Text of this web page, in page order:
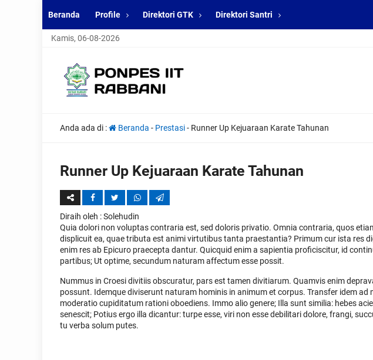
Beranda Profile Direktori GTK Direktori Santri
Kamis, 06-08-2026
Anda ada di : Beranda - Prestasi- Runner Up Kejuaraan Karate Tahunan
Runner Up Kejuaraan Karate Tahunan
Diraih oleh : Solehudin
Quia dolori non voluptas contraria est, sed doloris privatio. Omnia contraria, quos
displicuit ea, quae tributa est animi virtutibus tanta praestantia? Primum cur ista res
enim res ab Epicuro praecepta dantur. Quicquid enim a sapientia proficiscitur, id
partibus; Ut optime, secundum naturam affectum esse possit.
Nummus in Croesi divitiis obscuratur, pars est tamen divitiarum. Quamvis enim
possunt. Idemque diviserunt naturam hominis in animum et corpus. Transfer idem ad
moderatio cupiditatum rationi oboediens. Immo alio genere; Illa sunt similia: hebes
senescit; Potius ergo illa dicantur: turpe esse, viri non esse debilitari dolore, frangi,
tu verba solum putes.